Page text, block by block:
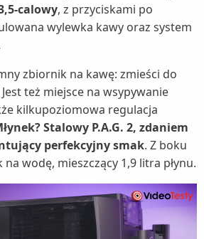
calowy, z przyciskami po
wylewka kawy oraz system
zbiornik na kawę: zmieści do
też miejsce na wsypywanie
kilkupoziomowa regulacja
Stalowy P.A.G. 2, zdaniem
perfekcyjny smak. Z boku
wodę, mieszczący 1,9 litra płynu.